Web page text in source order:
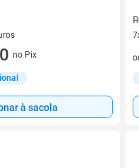
jurosno Pix
à sacola